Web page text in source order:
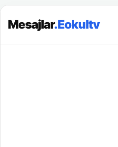
Mesajlar.Eokultv